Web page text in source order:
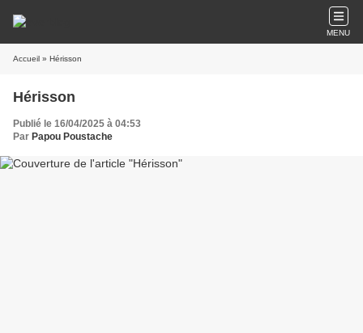
MENU
Accueil » Hérisson
Hérisson
Publié le 16/04/2025 à 04:53
Par Papou Poustache